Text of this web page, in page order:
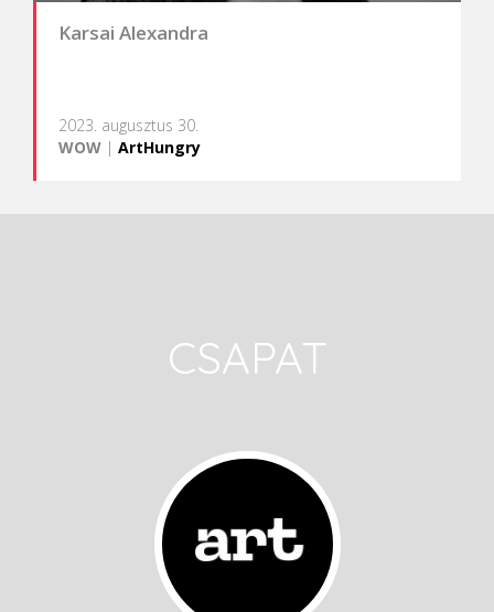
Karsai Alexandra
2023. augusztus 30.
WOW | ArtHungry
CSAPAT